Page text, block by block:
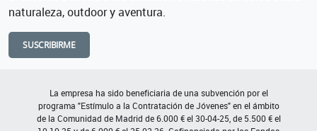
naturaleza, outdoor y aventura.
SUSCRIBIRME
La empresa ha sido beneficiaria de una subvención por el
programa "Estímulo a la Contratación de Jóvenes" en el ámbito
de la Comunidad de Madrid de 6.000 € el 30-04-25, de 5.500 € el